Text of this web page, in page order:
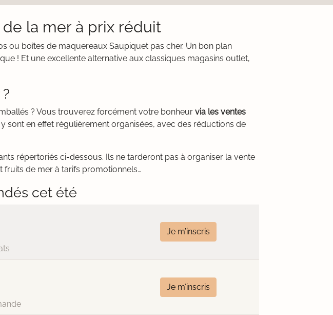
la mer à prix réduit
ou boîtes de maquereaux Saupiquet pas cher. Un bon plan
! Et une excellente alternative aux classiques magasins outlet,
? Vous trouverez forcément votre bonheur via les ventes
en effet régulièrement organisées, avec des réductions de
répertoriés ci-dessous. Ils ne tarderont pas à organiser la vente
fruits de mer à tarifs promotionnels…
cet été
Je m’inscris
Je m’inscris